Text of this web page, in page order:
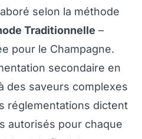
selon la méthode
Traditionnelle –
pour le Champagne.
secondaire en
des saveurs complexes
réglementations dictent
autorisés pour chaque